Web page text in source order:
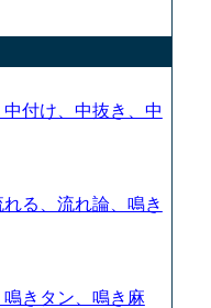
付け、中抜き、中
る、流れ論、鳴き
きタン、鳴き麻